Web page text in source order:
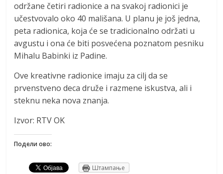
održane četiri radionice a na svakoj radionici je
učestvovalo oko 40 mališana. U planu je još jedna,
peta radionica, koja će se tradicionalno održati u
avgustu i ona će biti posvećena poznatom pesniku
Mihalu Babinki iz Padine.
Ove kreativne radionice imaju za cilj da se
prvenstveno deca druže i razmene iskustva, ali i
steknu neka nova znanja.
Izvor: RTV OK
Подели ово:
Штампање